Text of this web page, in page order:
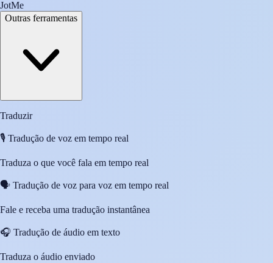
JotMe
Outras ferramentas
Traduzir
🎙️ Tradução de voz em tempo real
Traduza o que você fala em tempo real
🗣️ Tradução de voz para voz em tempo real
Fale e receba uma tradução instantânea
🎧 Tradução de áudio em texto
Traduza o áudio enviado